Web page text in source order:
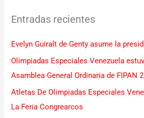
a
p
o
r
:
Entradas recientes
Evelyn Guiralt de Genty asume la
Olimpiadas Especiales Venezuela
Asamblea General Ordinaria de FIPAN
Atletas De Olimpiadas Especiales
La Feria Congrearcos